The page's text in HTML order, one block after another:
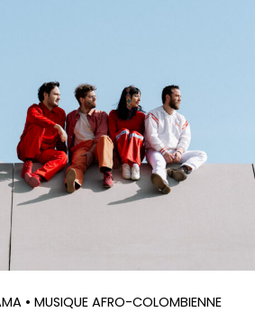
• MUSIQUE AFRO-COLOMBIENNE